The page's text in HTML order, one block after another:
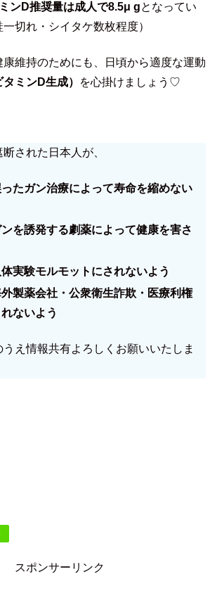
ンD推奨量は成人で8.5μ gとなってい
切れ・シイタケ数枚程度）
維持のためにも、日頃から適度な運動
ミンD生成） を心掛けましょう♡
された日本人が、
たガン治療によって寿命を縮めない
を誘発する劇薬によって健康を害さ
実験モルモットにされないよう
製薬会社・公衆衛生詐欺・医療利権
ないよう
え情報共有よろしくお願いいたしま
スポンサーリンク